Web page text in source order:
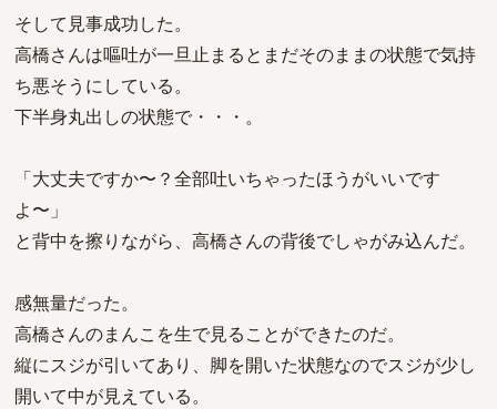
そして見事成功した。
高橋さんは嘔吐が一旦止まるとまだそのままの状態で気持
ち悪そうにしている。
下半身丸出しの状態で・・・。
「大丈夫ですか〜？全部吐いちゃったほうがいいです
よ〜」
と背中を擦りながら、高橋さんの背後でしゃがみ込んだ。
感無量だった。
高橋さんのまんこを生で見ることができたのだ。
縦にスジが引いてあり、脚を開いた状態なのでスジが少し
開いて中が見えている。